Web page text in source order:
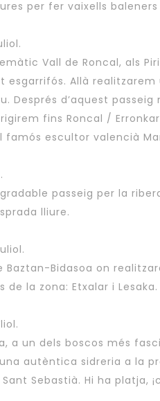
per fer vaixells
Vall de Roncal, als
esgarrifós. Allà
Després d’aquest
fins Roncal /
famós escultor valencià
passeig per la
lliure.
Baztan-Bidasoa on
la zona: Etxalar i Lesaka.
a un dels boscos més
autèntica sidreria a la
Sebastià. Hi ha platja,